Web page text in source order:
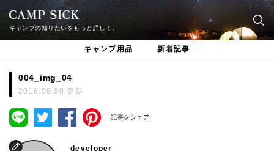
キャンプの知りたいをもっと詳しく。
キャンプ用品 新着記事
004_img_04
2019.09.30 更新
記事をシェア!
developer